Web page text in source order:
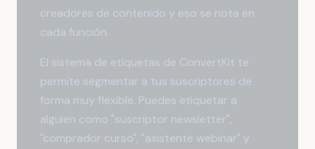
creadores de contenido y eso se nota en
cada función.
El sistema de etiquetas de ConvertKit te
permite segmentar a tus suscriptores de
forma muy flexible. Puedes etiquetar a
alguien como "suscriptor newsletter",
"comprador curso", "asistente webinar" y